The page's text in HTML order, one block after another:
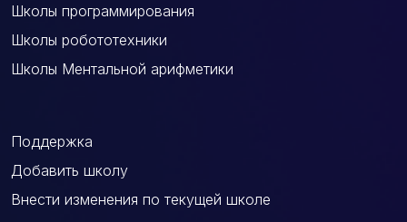
Школы программирования
Школы робототехники
Школы Ментальной арифметики
Поддержка
Добавить школу
Внести изменения по текущей школе